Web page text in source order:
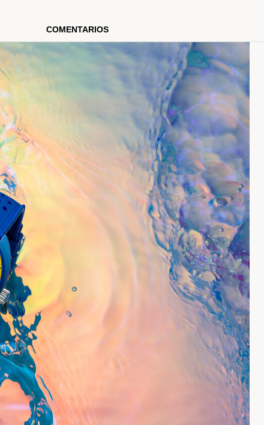
COMENTARIOS